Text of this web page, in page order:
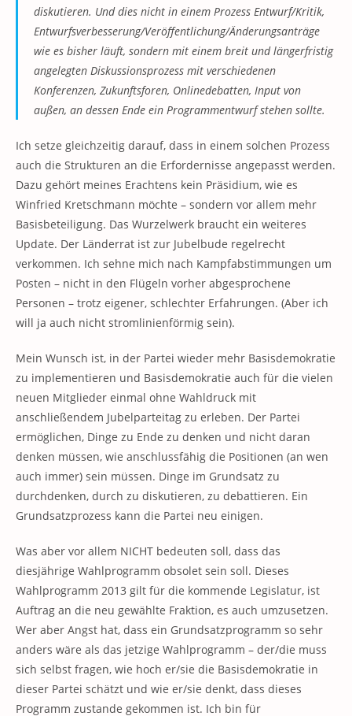
diskutieren. Und dies nicht in einem Prozess Entwurf/Kritik,
Entwurfsverbesserung/Veröffentlichung/Änderungsanträge
wie es bisher läuft, sondern mit einem breit und längerfristig
angelegten Diskussionsprozess mit verschiedenen
Konferenzen, Zukunftsforen, Onlinedebatten, Input von
außen, an dessen Ende ein Programmentwurf stehen sollte.
Ich setze gleichzeitig darauf, dass in einem solchen Prozess
auch die Strukturen an die Erfordernisse angepasst werden.
Dazu gehört meines Erachtens kein Präsidium, wie es
Winfried Kretschmann möchte – sondern vor allem mehr
Basisbeteiligung. Das Wurzelwerk braucht ein weiteres
Update. Der Länderrat ist zur Jubelbude regelrecht
verkommen. Ich sehne mich nach Kampfabstimmungen um
Posten – nicht in den Flügeln vorher abgesprochene
Personen – trotz eigener, schlechter Erfahrungen. (Aber ich
will ja auch nicht stromlinienförmig sein).
Mein Wunsch ist, in der Partei wieder mehr Basisdemokratie
zu implementieren und Basisdemokratie auch für die vielen
neuen Mitglieder einmal ohne Wahldruck mit
anschließendem Jubelparteitag zu erleben. Der Partei
ermöglichen, Dinge zu Ende zu denken und nicht daran
denken müssen, wie anschlussfähig die Positionen (an wen
auch immer) sein müssen. Dinge im Grundsatz zu
durchdenken, durch zu diskutieren, zu debattieren. Ein
Grundsatzprozess kann die Partei neu einigen.
Was aber vor allem NICHT bedeuten soll, dass das
diesjährige Wahlprogramm obsolet sein soll. Dieses
Wahlprogramm 2013 gilt für die kommende Legislatur, ist
Auftrag an die neu gewählte Fraktion, es auch umzusetzen.
Wer aber Angst hat, dass ein Grundsatzprogramm so sehr
anders wäre als das jetzige Wahlprogramm – der/die muss
sich selbst fragen, wie hoch er/sie die Basisdemokratie in
dieser Partei schätzt und wie er/sie denkt, dass dieses
Programm zustande gekommen ist. Ich bin für